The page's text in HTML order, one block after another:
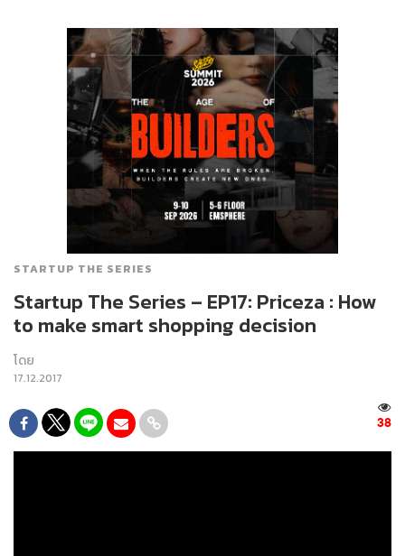
STARTUP THE SERIES
Startup The Series – EP17: Priceza : How
to make smart shopping decision
โดย
17.12.2017
38